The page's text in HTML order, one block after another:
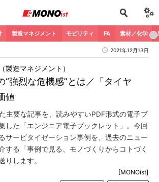
製造マネジメント モビリティ FA 素材／化学
2021年12月13日
“強烈な危機感”とは／「タイヤ
値
製造マネジメント）
主要な記事を、読みやすいPDF形式の電子ブ
した「エンジニア電子ブックレット」。今回
サービタイゼーション事例を、過去のニュー
する「事例で見る、モノづくりからコトづく
りします。
[MONOist]